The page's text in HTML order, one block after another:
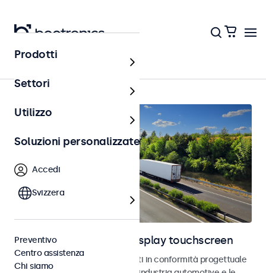
Home
Monitor automotive e display touchscreen
Monitor e touchscreen sviluppati in conformità progettuale
Prodotti
Settori
Utilizzo
Soluzioni personalizzate
Accedi
Svizzera
Preventivo
Centro assistenza
Chi siamo